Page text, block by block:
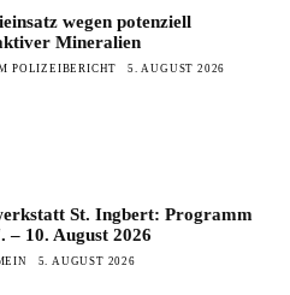
wegen potenziell
Mineralien
POLIZEIBERICHT 5. AUGUST 2026
St. Ingbert: Programm
– 10. August 2026
5. AUGUST 2026